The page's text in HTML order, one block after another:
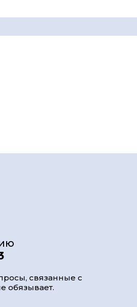
связанные с
обязывает.